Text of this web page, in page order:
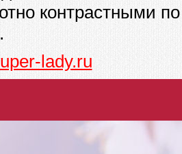
контрастными
lady.ru